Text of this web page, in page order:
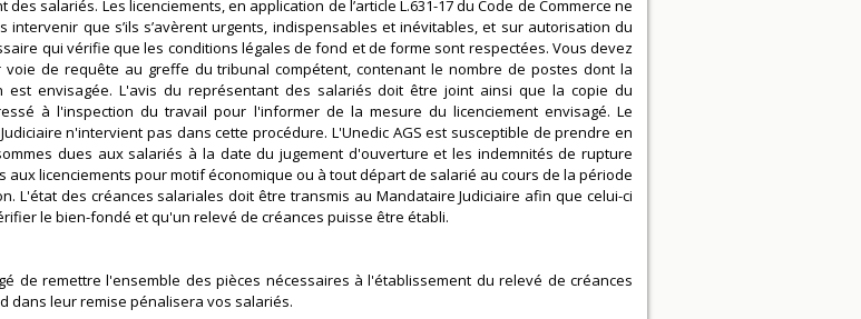
des salariés. Les licenciements, en application de l’article L.631-17 du Code de Commerce ne
intervenir que s’ils s’avèrent urgents, indispensables et inévitables, et sur autorisation du
qui vérifie que les conditions légales de fond et de forme sont respectées. Vous devez
voie de requête au greffe du tribunal compétent, contenant le nombre de postes dont la
est envisagée. L'avis du représentant des salariés doit être joint ainsi que la copie du
à l'inspection du travail pour l'informer de la mesure du licenciement envisagé. Le
n'intervient pas dans cette procédure. L'Unedic AGS est susceptible de prendre en
dues aux salariés à la date du jugement d'ouverture et les indemnités de rupture
aux licenciements pour motif économique ou à tout départ de salarié au cours de la période
L'état des créances salariales doit être transmis au Mandataire Judiciaire afin que celui-ci
le bien-fondé et qu'un relevé de créances puisse être établi.
de remettre l'ensemble des pièces nécessaires à l'établissement du relevé de créances
dans leur remise pénalisera vos salariés.